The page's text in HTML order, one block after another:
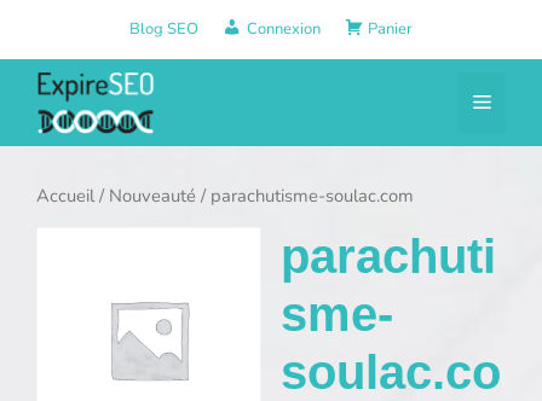
contenu
Blog SEO Connexion Panier
Menu
Accueil/ Nouveauté / parachutisme-soulac.com
parachuti
sme-
soulac.co